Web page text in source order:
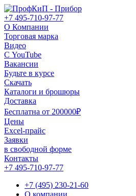
+7 495-710-97-77
О Компании
Торговая марка
Видео
С YouTube
Вакансии
Будьте в курсе
Скачать
Каталоги и брошюры
Доставка
Бесплатна от 200000₽
Цены
Excel-прайс
Заявки
в свободной форме
Контакты
+7 495-710-97-77
+7 (495) 230-21-60
О компании